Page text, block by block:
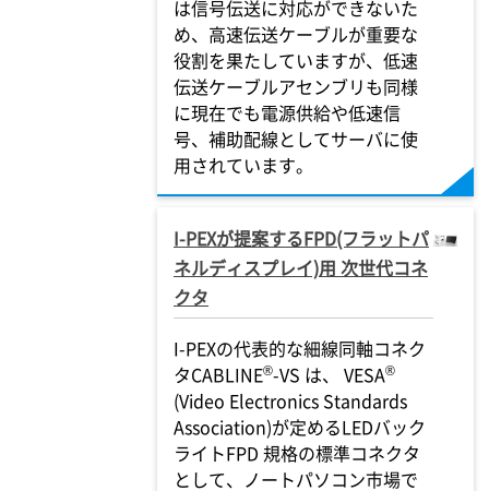
は信号伝送に対応ができないた
め、高速伝送ケーブルが重要な
役割を果たしていますが、低速
伝送ケーブルアセンブリも同様
に現在でも電源供給や低速信
号、補助配線としてサーバに使
用されています。
I-PEXが提案するFPD(フラットパ
ネルディスプレイ)用 次世代コネ
クタ
I-PEXの代表的な細線同軸コネク
タCABLINE®-VS は、 VESA®
(Video Electronics Standards
Association)が定めるLEDバック
ライトFPD 規格の標準コネクタ
として、ノートパソコン市場で